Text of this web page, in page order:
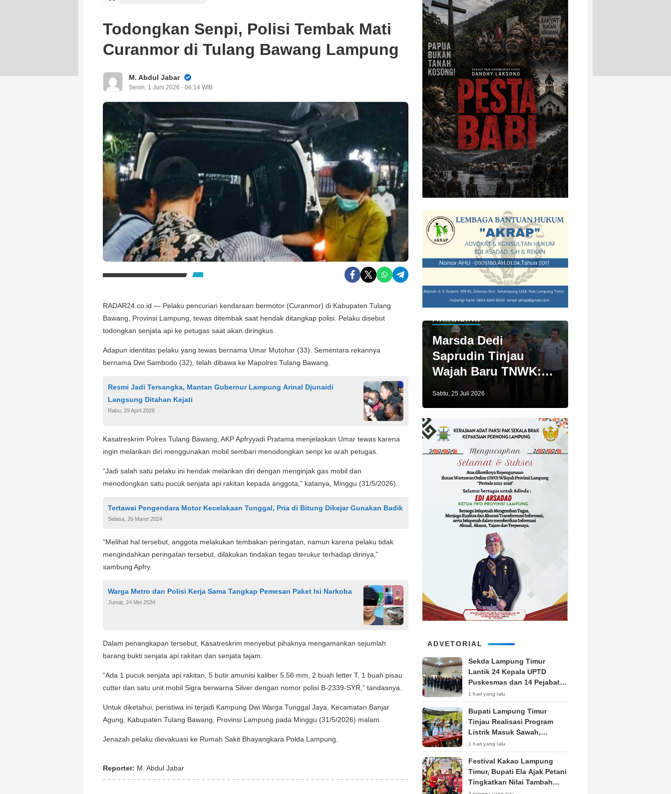
Todongkan Senpi, Polisi Tembak Mati
Curanmor di Tulang Bawang Lampung
M. Abdul Jabar
Senin, 1 Juni 2026 - 06:14 WIB
RADAR24.co.id — Pelaku pencurian kendaraan bermotor (Curanmor) di Kabupaten Tulang
Bawang, Provinsi Lampung, tewas ditembak saat hendak ditangkap polisi. Pelaku disebut
todongkan senjata api ke petugas saat akan diringkus.
Adapun identitas pelaku yang tewas bernama Umar Mutohar (33). Sementara rekannya
bernama Dwi Sambodo (32), telah dibawa ke Mapolres Tulang Bawang.
Resmi Jadi Tersangka, Mantan Gubernur Lampung Arinal Djunaidi
Langsung Ditahan Kejati
Rabu, 29 April 2026
Kasatreskrim Polres Tulang Bawang, AKP Apfryyadi Pratama menjelaskan Umar tewas karena
ingin melarikan diri menggunakan mobil sembari menodongkan senpi ke arah petugas.
“Jadi salah satu pelaku ini hendak melarikan diri dengan menginjak gas mobil dan
menodongkan satu pucuk senjata api rakitan kepada anggota,” katanya, Minggu (31/5/2026).
Tertawai Pengendara Motor Kecelakaan Tunggal, Pria di Bitung Dikejar Gunakan Badik
Selasa, 26 Maret 2024
“Melihat hal tersebut, anggota melakukan tembakan peringatan, namun karena pelaku tidak
mengindahkan peringatan tersebut, dilakukan tindakan tegas terukur terhadap dirinya,”
sambung Apfry.
Warga Metro dan Polisi Kerja Sama Tangkap Pemesan Paket Isi Narkoba
Jumat, 24 Mei 2024
Dalam penangkapan tersebut, Kasatreskrim menyebut pihaknya mengamankan sejumlah
barang bukti senjata api rakitan dan senjata tajam.
“Ada 1 pucuk senjata api rakitan, 5 butir amunisi kaliber 5.56 mm, 2 buah letter T, 1 buah pisau
cutter dan satu unit mobil Sigra berwarna Silver dengan nomor polisi B-2339-SYR,” tandasnya.
Untuk diketahui, peristiwa ini terjadi Kampung Dwi Warga Tunggal Jaya, Kecamatan Banjar
Agung, Kabupaten Tulang Bawang, Provinsi Lampung pada Minggu (31/5/2026) malam.
Jenazah pelaku dievakuasi ke Rumah Sakit Bhayangkara Polda Lampung.
Reporter: M. Abdul Jabar
PARIWISATA
Marsda Dedi
Saprudin Tinjau
Wajah Baru TNWK:
Sabtu, 25 Juli 2026
ADVETORIAL
‎Sekda Lampung Timur
Lantik 24 Kepala UPTD
Puskesmas dan 14 Pejabat
Fungsional, Dorong Inovasi
dan Pelayanan Prima
1 hari yang lalu
Bupati Lampung Timur
Tinjau Realisasi Program
Listrik Masuk Sawah,
Siapkan Subsidi KWH untuk
Petani
1 hari yang lalu
‎Festival Kakao Lampung
Timur, Bupati Ela Ajak Petani
Tingkatkan Nilai Tambah